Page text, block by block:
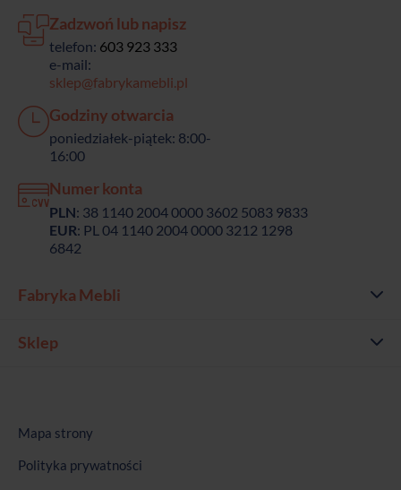
Zadzwoń lub napisz
telefon: 603 923 333
e-mail:
sklep@fabrykamebli.pl
Godziny otwarcia
poniedziałek-piątek: 8:00-
16:00
Numer konta
PLN: 38 1140 2004 0000 3602 5083 9833
EUR: PL 04 1140 2004 0000 3212 1298
6842
Fabryka Mebli
Sklep
Mapa strony
Polityka prywatności